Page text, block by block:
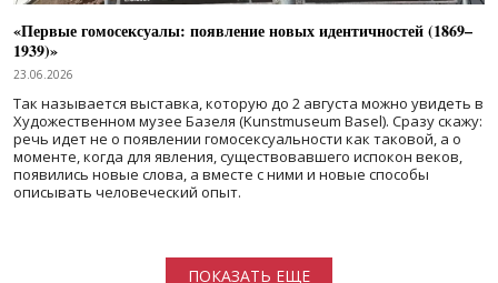
«Первые гомосексуалы: появление новых идентичностей (1869–
1939)»
23.06.2026
Так называется выставка, которую до 2 августа можно увидеть в
Художественном музее Базеля (Kunstmuseum Basel). Сразу скажу:
речь идет не о появлении гомосексуальности как таковой, а о
моменте, когда для явления, существовавшего испокон веков,
появились новые слова, а вместе с ними и новые способы
описывать человеческий опыт.
ПОКАЗАТЬ ЕЩЕ